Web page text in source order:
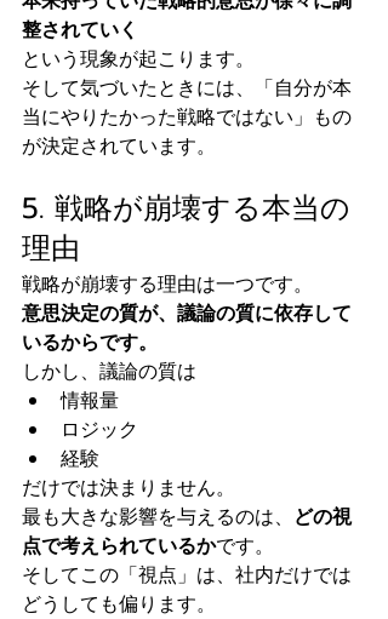
整されていく
という現象が起こります。
そして気づいたときには、「自分が本
当にやりたかった戦略ではない」もの
が決定されています。
5. 戦略が崩壊する本当の
理由
戦略が崩壊する理由は一つです。
意思決定の質が、議論の質に依存して
いるからです。
しかし、議論の質は
情報量
ロジック
経験
だけでは決まりません。
最も大きな影響を与えるのは、 どの視
点で考えられているかです。
そしてこの「視点」は、社内だけでは
どうしても偏ります。